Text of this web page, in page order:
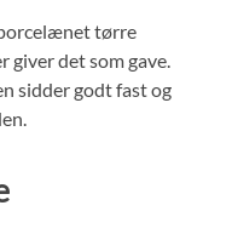
tørre
giver det som gave.
sidder godt fast og